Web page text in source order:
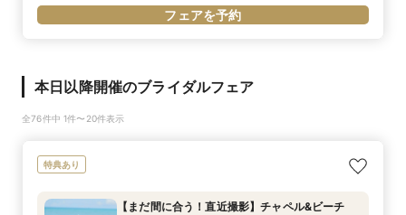
フェアを予約
本日以降開催のブライダルフェア
全76件中 1件〜20件表示
特典あり
【まだ間に合う！直近撮影】チャペル&ビーチ